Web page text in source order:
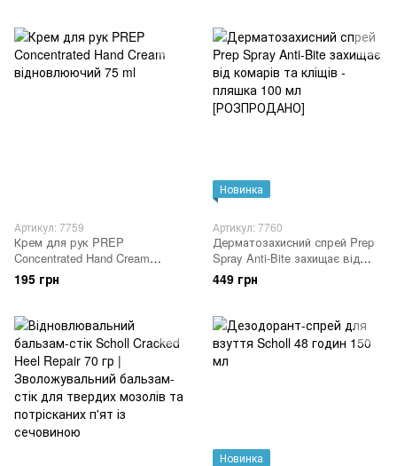
Артикул: 7759
Крем для рук PREP
Concentrated Hand Cream
відновлюючий 75 ml
195 грн
Новинка
Артикул: 7760
Дерматозахисний спрей Prep
Spray Anti-Bite захищає від
комарів та кліщів - пляшка
100 мл [РОЗПРОДАНО]
449 грн
Новинка